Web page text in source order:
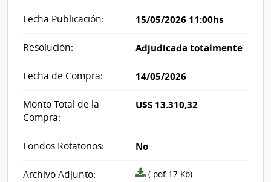
Fecha Publicación: 15/05/2026 11:00hs
Resolución: Adjudicada totalmente
Fecha de Compra: 14/05/2026
Monto Total de la
Compra:
U$S 13.310,32
Fondos Rotatorios: No
Archivo Adjunto:
Archivo
(.pdf 17 Kb)